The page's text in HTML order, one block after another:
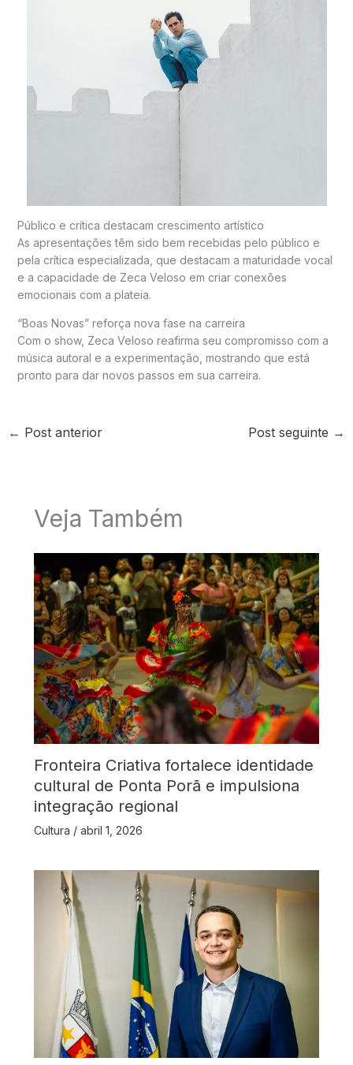
Público e crítica destacam crescimento artístico
As apresentações têm sido bem recebidas pelo público e
pela crítica especializada, que destacam a maturidade vocal
e a capacidade de Zeca Veloso em criar conexões
emocionais com a plateia.
“Boas Novas” reforça nova fase na carreira
Com o show, Zeca Veloso reafirma seu compromisso com a
música autoral e a experimentação, mostrando que está
pronto para dar novos passos em sua carreira.
← Post anterior Post seguinte →
Veja Também
Fronteira Criativa fortalece identidade
cultural de Ponta Porã e impulsiona
integração regional
Cultura / abril 1, 2026